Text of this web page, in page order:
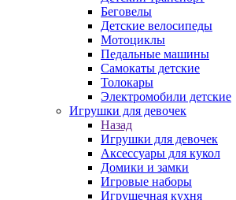
Беговелы
Детские велосипеды
Мотоциклы
Педальные машины
Самокаты детские
Толокары
Электромобили детские
Игрушки для девочек
Назад
Игрушки для девочек
Аксессуары для кукол
Домики и замки
Игровые наборы
Игрушечная кухня